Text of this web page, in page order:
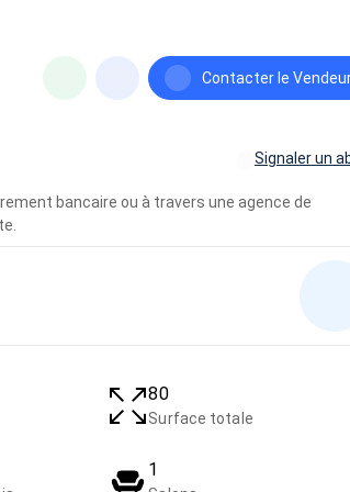
Contacter le
Signaler un
bancaire ou à travers une agence de
80
Surface totale
1